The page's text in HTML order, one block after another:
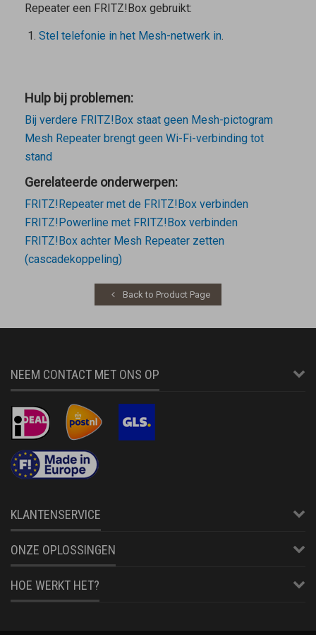
Repeatereen FRITZ!Box gebruikt:
Stel telefonie in het Mesh-netwerk in
Hulp bij problemen:
Bij verdere FRITZ!Box staat geen Mesh-pictogram
Mesh Repeater brengt geen Wi-Fi-verbinding tot
stand
Gerelateerde onderwerpen:
FRITZ!Repeater met de FRITZ!Box verbinden
FRITZ!Powerline met FRITZ!Box verbinden
FRITZ!Box achter Mesh Repeater zetten
(cascadekoppeling)
Back to Product Page
NEEM CONTACT MET ONS OP
KLANTENSERVICE
ONZE OPLOSSINGEN
HOE WERKT HET?